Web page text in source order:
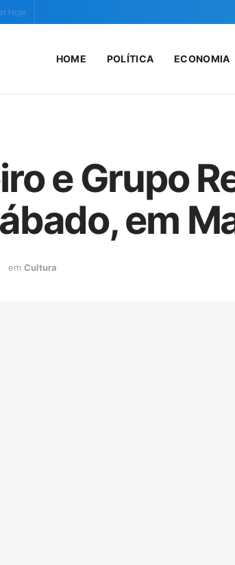
Hoje
HOME POLÍTICA ECONOMIA
e Grupo
em
em Cultura